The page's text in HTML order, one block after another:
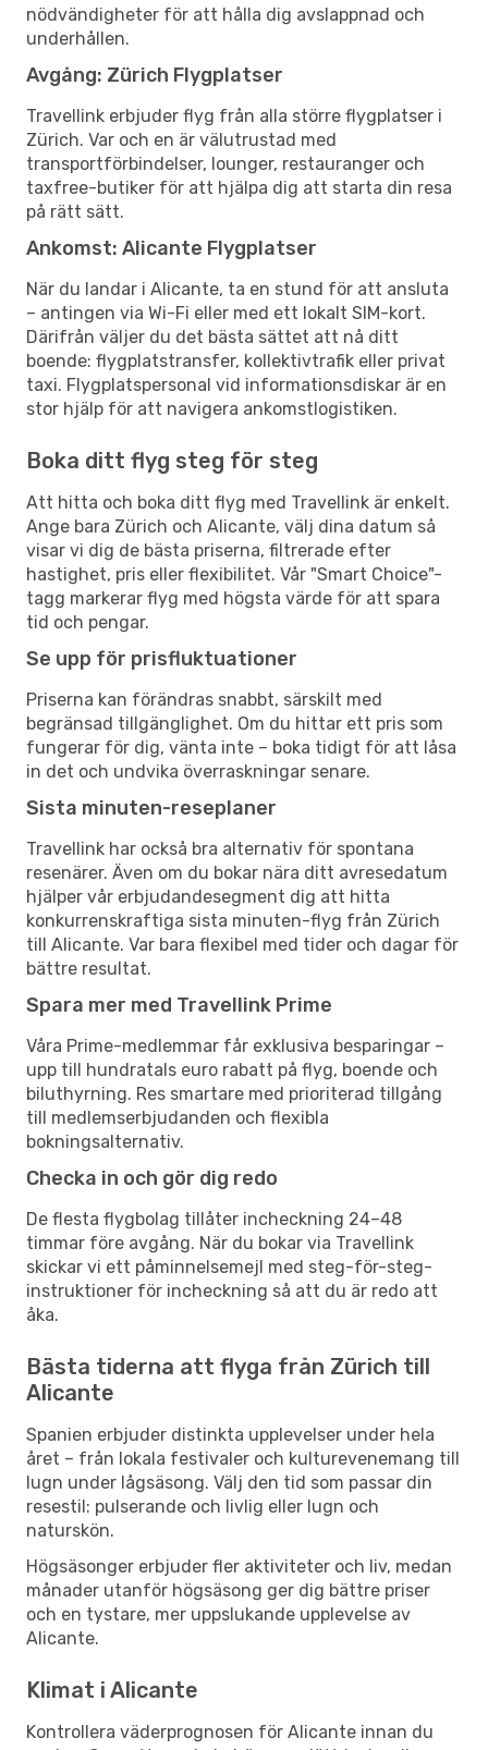
nödvändigheter för att hålla dig avslappnad och
underhållen.
Avgång: Zürich Flygplatser
Travellink erbjuder flyg från alla större flygplatser i
Zürich. Var och en är välutrustad med
transportförbindelser, lounger, restauranger och
taxfree-butiker för att hjälpa dig att starta din resa
på rätt sätt.
Ankomst: Alicante Flygplatser
När du landar i Alicante, ta en stund för att ansluta
– antingen via Wi-Fi eller med ett lokalt SIM-kort.
Därifrån väljer du det bästa sättet att nå ditt
boende: flygplatstransfer, kollektivtrafik eller privat
taxi. Flygplatspersonal vid informationsdiskar är en
stor hjälp för att navigera ankomstlogistiken.
Boka ditt flyg steg för steg
Att hitta och boka ditt flyg med Travellink är enkelt.
Ange bara Zürich och Alicante, välj dina datum så
visar vi dig de bästa priserna, filtrerade efter
hastighet, pris eller flexibilitet. Vår "Smart Choice"-
tagg markerar flyg med högsta värde för att spara
tid och pengar.
Se upp för prisfluktuationer
Priserna kan förändras snabbt, särskilt med
begränsad tillgänglighet. Om du hittar ett pris som
fungerar för dig, vänta inte – boka tidigt för att låsa
in det och undvika överraskningar senare.
Sista minuten-reseplaner
Travellink har också bra alternativ för spontana
resenärer. Även om du bokar nära ditt avresedatum
hjälper vår erbjudandesegment dig att hitta
konkurrenskraftiga sista minuten-flyg från Zürich
till Alicante. Var bara flexibel med tider och dagar för
bättre resultat.
Spara mer med Travellink Prime
Våra Prime-medlemmar får exklusiva besparingar –
upp till hundratals euro rabatt på flyg, boende och
biluthyrning. Res smartare med prioriterad tillgång
till medlemserbjudanden och flexibla
bokningsalternativ.
Checka in och gör dig redo
De flesta flygbolag tillåter incheckning 24–48
timmar före avgång. När du bokar via Travellink
skickar vi ett påminnelsemejl med steg-för-steg-
instruktioner för incheckning så att du är redo att
åka.
Bästa tiderna att flyga från Zürich till
Alicante
Spanien erbjuder distinkta upplevelser under hela
året – från lokala festivaler och kulturevenemang till
lugn under lågsäsong. Välj den tid som passar din
resestil: pulserande och livlig eller lugn och
naturskön.
Högsäsonger erbjuder fler aktiviteter och liv, medan
månader utanför högsäsong ger dig bättre priser
och en tystare, mer uppslukande upplevelse av
Alicante.
Klimat i Alicante
Kontrollera väderprognosen för Alicante innan du